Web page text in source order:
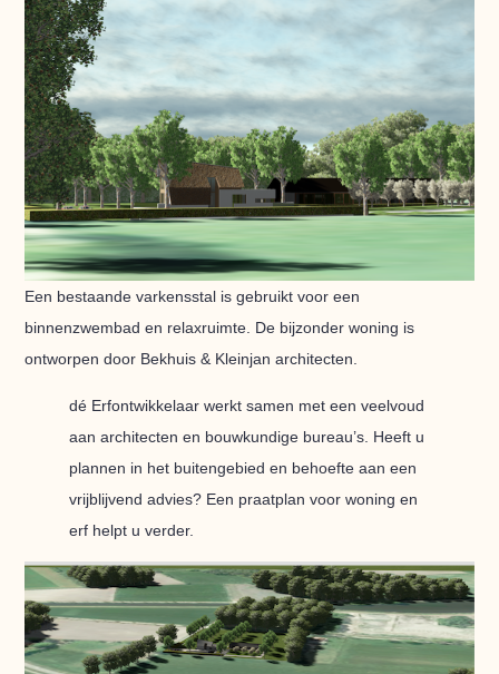
Een bestaande varkensstal is gebruikt voor een
binnenzwembad en relaxruimte. De bijzonder woning is
ontworpen door Bekhuis & Kleinjan architecten.
dé Erfontwikkelaar werkt samen met een veelvoud
aan architecten en bouwkundige bureau’s. Heeft u
plannen in het buitengebied en behoefte aan een
vrijblijvend advies? Een praatplan voor woning en
erf helpt u verder.